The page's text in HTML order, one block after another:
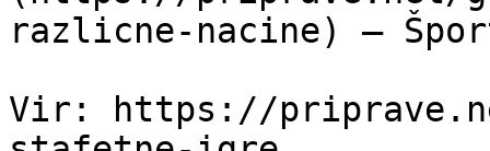
razlicne-nacine) —
Vir: https://